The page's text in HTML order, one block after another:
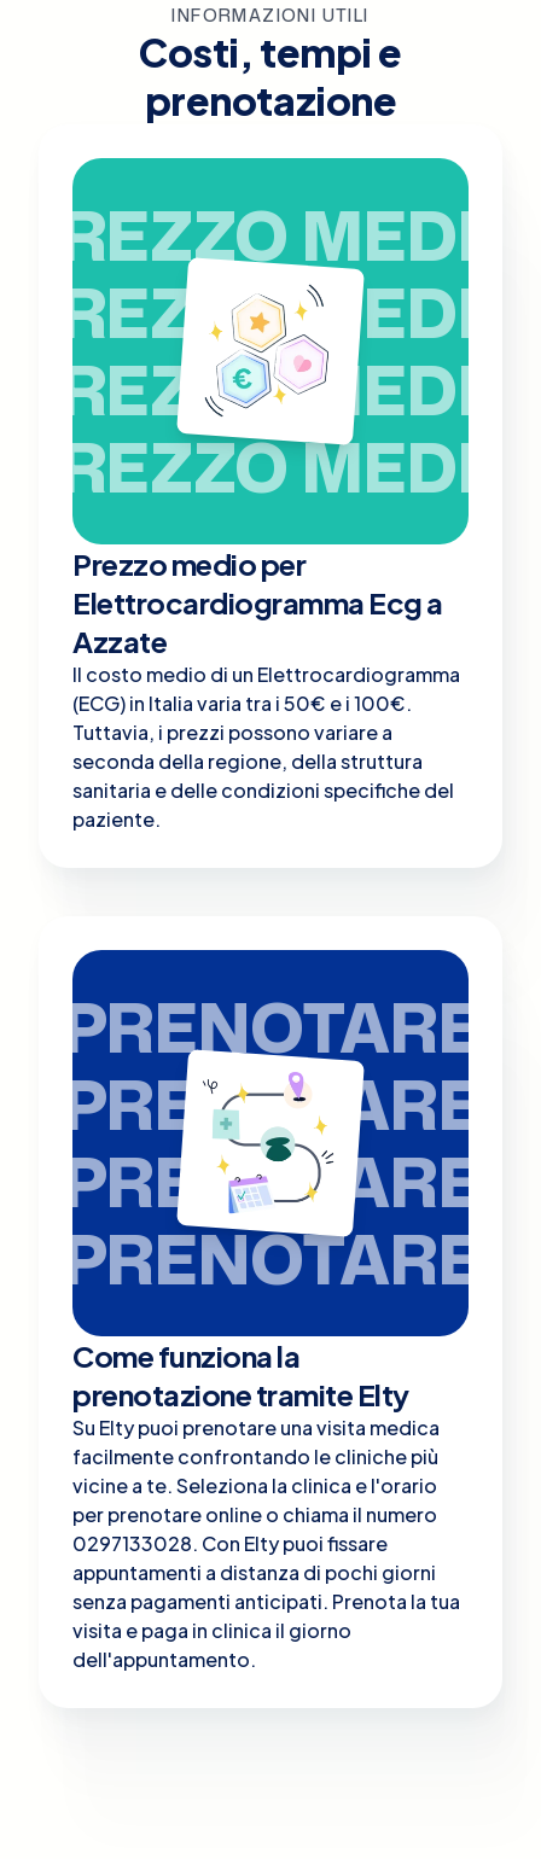
INFORMAZIONI UTILI
Costi, tempi e
prenotazione
PREZZO MEDIO
PREZZO MEDIO
PREZZO MEDIO
PREZZO MEDIO
Prezzo medio per
Elettrocardiogramma Ecg a
Azzate
Il costo medio di un Elettrocardiogramma
(ECG) in Italia varia tra i 50€ e i 100€.
Tuttavia, i prezzi possono variare a
seconda della regione, della struttura
sanitaria e delle condizioni specifiche del
paziente.
PRENOTARE
PRENOTARE
PRENOTARE
PRENOTARE
Come funziona la
prenotazione tramite Elty
Su Elty puoi prenotare una visita medica
facilmente confrontando le cliniche più
vicine a te. Seleziona la clinica e l'orario
per prenotare online o chiama il numero
0297133028. Con Elty puoi fissare
appuntamenti a distanza di pochi giorni
senza pagamenti anticipati. Prenota la tua
visita e paga in clinica il giorno
dell'appuntamento.